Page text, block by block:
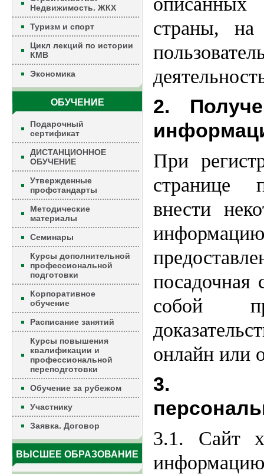
Недвижимость. ЖКХ
Туризм и спорт
Цикл лекций по истории
КМВ
Экономика
ОБУЧЕНИЕ
Подарочный
сертификат
ДИСТАНЦИОННОЕ
ОБУЧЕНИЕ
Утвержденные
профстандарты
Методические
материалы
Семинары
Курсы дополнительной
профессиональной
подготовки
Корпоративное
обучение
Расписание занятий
Курсы повышения
квалификации и
профессиональной
переподготовки
Обучение за рубежом
Участнику
Заявка. Договор
ВЫСШЕЕ ОБРАЗОВАНИЕ
страны, на
2.
При
странице
внести
посадочная
собой
онлайн или
3.
3.1. Сайт